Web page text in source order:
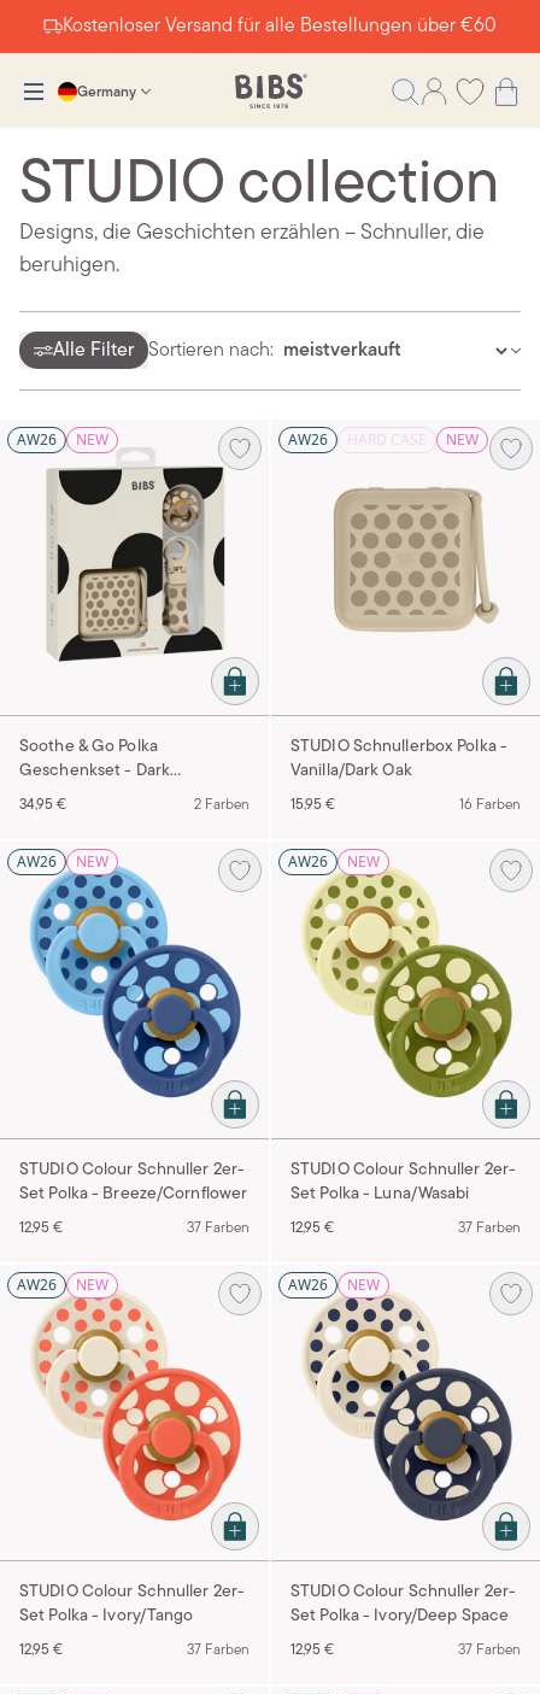
Kostenloser Versand für alle Bestellungen über €60
Germany
STUDIO collection
Designs, die Geschichten erzählen – Schnuller, die
beruhigen.
Alle Filter Sortieren nach:
AW26 NEW
Soothe & Go Polka
Geschenkset - Dark
Oak/Vanilla
34,95 € 2 Farben
AW26 HARD CASE NEW
STUDIO Schnullerbox Polka -
Vanilla/Dark Oak
15,95 € 16 Farben
AW26 NEW
STUDIO Colour Schnuller 2er-
Set Polka - Breeze/Cornflower
12,95 € 37 Farben
AW26 NEW
STUDIO Colour Schnuller 2er-
Set Polka - Luna/Wasabi
12,95 € 37 Farben
AW26 NEW
STUDIO Colour Schnuller 2er-
Set Polka - Ivory/Tango
12,95 € 37 Farben
AW26 NEW
STUDIO Colour Schnuller 2er-
Set Polka - Ivory/Deep Space
12,95 € 37 Farben